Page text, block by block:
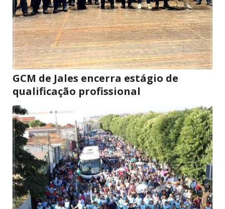
GCM de Jales encerra estágio de
qualificação profissional